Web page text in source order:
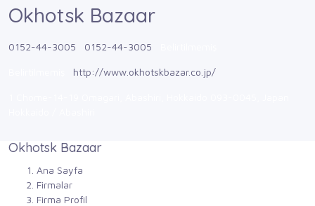
Okhotsk Bazaar
0152-44-3005 0152-44-3005
http://www.okhotskbazar.co.jp/
Okhotsk Bazaar
Ana Sayfa
Firmalar
Firma Profil